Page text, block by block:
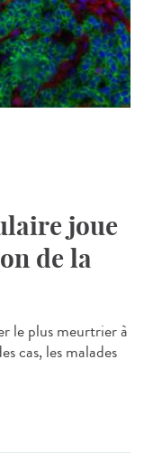
joue
de la
le plus meurtrier à
cas, les malades